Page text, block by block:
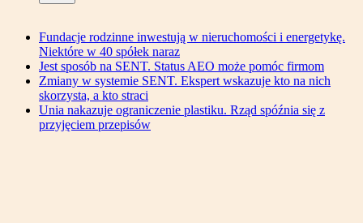
Fundacje rodzinne inwestują w nieruchomości i energetykę.
Niektóre w 40 spółek naraz
Jest sposób na SENT. Status AEO może pomóc firmom
Zmiany w systemie SENT. Ekspert wskazuje kto na nich
skorzysta, a kto straci
Unia nakazuje ograniczenie plastiku. Rząd spóźnia się z
przyjęciem przepisów